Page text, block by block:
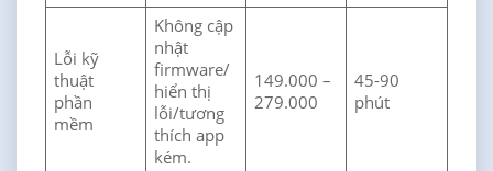
Lỗi kỹ
thuật
phần
mềm
Không cập
nhật
firmware/
hiển thị
lỗi/tương
thích app
kém.
149.000 –
279.000
45-90
phút